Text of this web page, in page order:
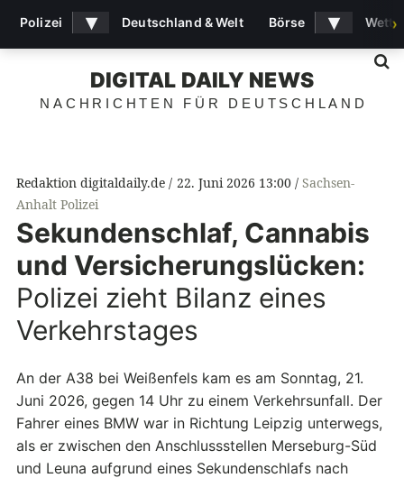
DIGITAL DAILY NEWS
NACHRICHTEN FÜR DEUTSCHLAND
Redaktion digitaldaily.de 22. Juni 2026 13:00
Sachsen-
Anhalt Polizei
Sekundenschlaf, Cannabis
und Versicherungslücken:
Polizei zieht Bilanz eines
Verkehrstages
An der A38 bei Weißenfels kam es am Sonntag, 21.
Juni 2026, gegen 14 Uhr zu einem Verkehrsunfall. Der
Fahrer eines BMW war in Richtung Leipzig unterwegs,
als er zwischen den Anschlussstellen Merseburg-Süd
und Leuna aufgrund eines Sekundenschlafs nach
Polizei ▾ Deutschland & Welt Börse ▾ ›